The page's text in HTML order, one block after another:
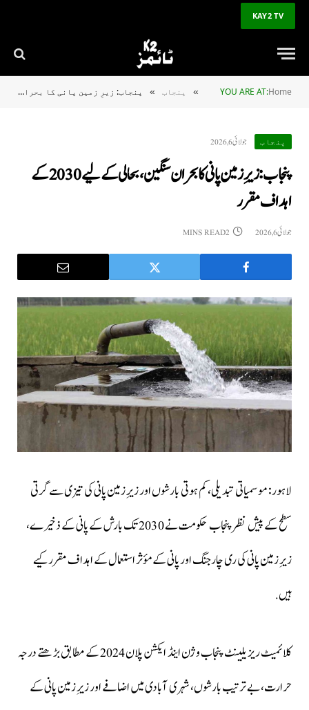
KAY2 TV
YOU ARE AT:Home
» پنجاب » پنجاب: زیرِ زمین پانی کا بحران سنگین، بحالی کے لیے 2030 کے اہداف مقرر
پنجاب جولائی 6, 2026
پنجاب: زیرِ زمین پانی کا بحران سنگین، بحالی کے لیے 2030 کے
اہداف مقرر
جولائی 6, 2026 2 MINS READ
لاہور: موسمیاتی تبدیلی، کم ہوتی بارشوں اور زیرِ زمین پانی کی تیزی سے گرتی
سطح کے پیش نظر پنجاب حکومت نے 2030 تک بارش کے پانی کے ذخیرے،
زیرِ زمین پانی کی ری چارجنگ اور پانی کے مؤثر استعمال کے اہداف مقرر کیے
ہیں.
کلائمیٹ ریزیلینٹ پنجاب وژن اینڈ ایکشن پلان 2024 کے مطابق بڑھتے درجہ
حرارت، بے ترتیب بارشوں، شہری آبادی میں اضافے اور زیرِ زمین پانی کے